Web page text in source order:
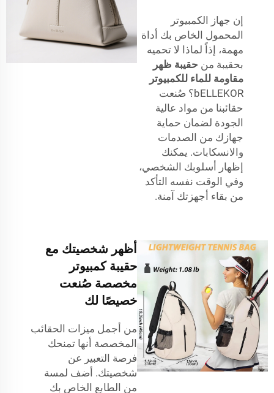
إن جهاز الكمبيوتر
المحمول الخاص بك أداة
مهمة، إذاً لماذا لا تحميه
بحقيبة من حقيبة ظهر
مقاومة للماء للكمبيوتر
bELLEKOR؟ صُنعت
حقائبنا من مواد عالية
الجودة لضمان حماية
جهازك من الصدمات
والانسكابات. يمكنك
إظهار أسلوبك الشخصي،
وفي الوقت نفسه التأكد
من بقاء أجهزتك آمنة.
أظهر شخصيتك مع
حقيبة كمبيوتر
مخصصة صُنعت
خصيصًا لك
من أجمل ميزات الحقائب
المخصصة أنها تمنحك
فرصة التعبير عن
شخصيتك. أضف لمسة
من الطابع الخاص بك